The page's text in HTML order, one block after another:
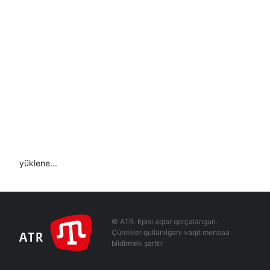
yüklene...
© ATR. Episi aqlar qorçalangan.
Çümleler qullanılganı vaqıt menbaa
bildirmek şarttır